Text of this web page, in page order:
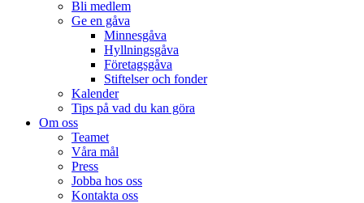
Bli medlem
Ge en gåva
Minnesgåva
Hyllningsgåva
Företagsgåva
Stiftelser och fonder
Kalender
Tips på vad du kan göra
Om oss
Teamet
Våra mål​
Press
Jobba hos oss
Kontakta oss